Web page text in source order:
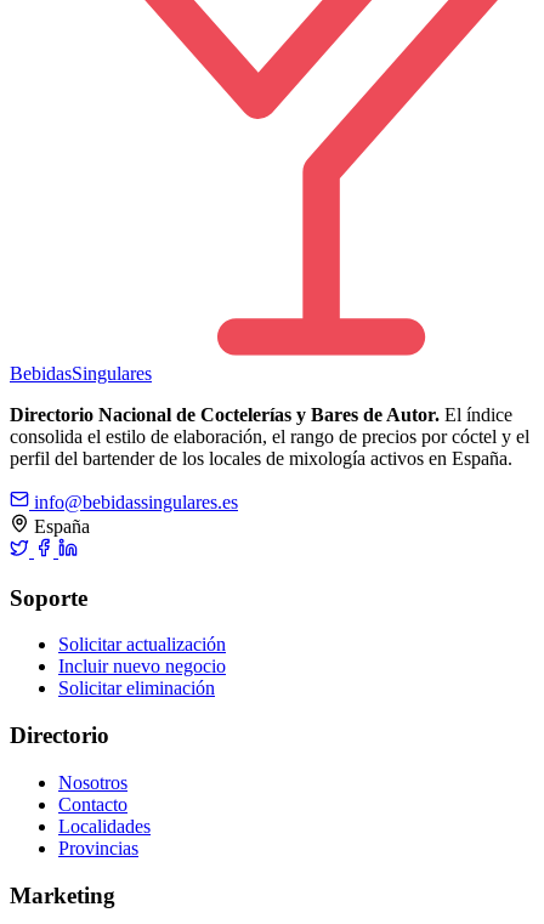
BebidasSingulares
Directorio Nacional de Coctelerías y Bares de Autor. El índice
consolida el estilo de elaboración, el rango de precios por cóctel y el
perfil del bartender de los locales de mixología activos en España.
info@bebidassingulares.es
España
Soporte
Solicitar actualización
Incluir nuevo negocio
Solicitar eliminación
Directorio
Nosotros
Contacto
Localidades
Provincias
Marketing